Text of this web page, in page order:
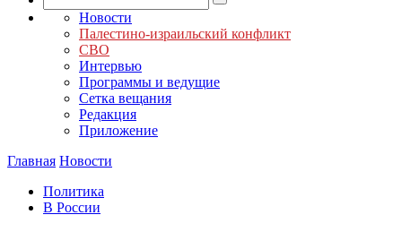
Новости
Палестино-израильский конфликт
СВО
Интервью
Программы и ведущие
Сетка вещания
Редакция
Приложение
Главная Новости
Политика
В России